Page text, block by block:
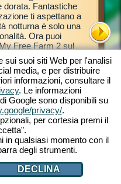
dorata. Fantastiche
ti aspettano a
notturna è solo una
Ora puoi
Free Farm 2 sul
browser offre lo
gioco che
coltiva i tuoi campi,
gustosi prodotti
subito e inizia a
dei tuoi
e
con
Amy la
Espandi
prodotti
sui suoi siti Web per l'analisi
media, e per distribuire
informazioni, consultare il
. Le informazioni
Google sono disponibili su
privacy/.
per cortesia premi il
in qualsiasi momento con il
degli strumenti.
DECLINA